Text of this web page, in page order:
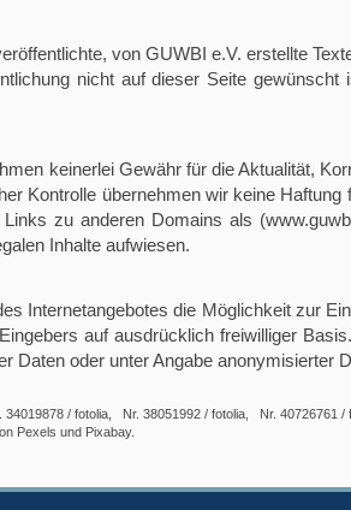
von GUWBI e.V. erstellte
nicht auf dieser Seite
keinerlei Gewähr für die Aktualität,
Kontrolle übernehmen wir keine
zu anderen Domains als
Inhalte aufwiesen.
Internetangebotes die Möglichkeit zur
auf ausdrücklich freiwilliger
Daten oder unter Angabe
34019878 / fotolia, Nr. 38051992 / fotolia, Nr. 40726761 /
Pexels und Pixabay.